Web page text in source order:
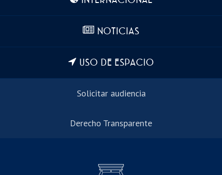
NOTICIAS
USO DE ESPACIO
Solicitar audiencia
Derecho Transparente